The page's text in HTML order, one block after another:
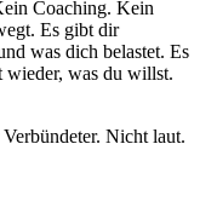
Coaching. Kein
Es gibt dir
was dich belastet. Es
wieder, was du willst.
Nicht laut.